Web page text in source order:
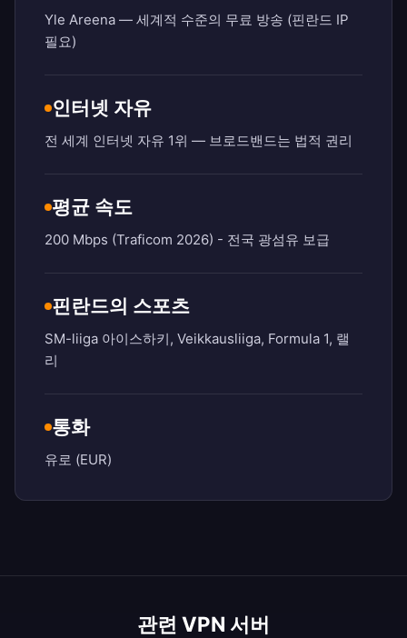
Yle Areena — 세계적 수준의 무료 방송 (핀란드 IP
필요)
인터넷 자유
전 세계 인터넷 자유 1위 — 브로드밴드는 법적 권리
평균 속도
200 Mbps (Traficom 2026) - 전국 광섬유 보급
핀란드의 스포츠
SM-liiga 아이스하키, Veikkausliiga, Formula 1, 랠
리
통화
유로 (EUR)
관련 VPN 서버